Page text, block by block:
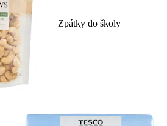
Zpátky do školy